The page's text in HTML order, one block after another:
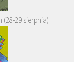
(28-29 sierpnia)